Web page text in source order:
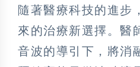
隨著醫療科技的進步
來的治療新選擇。醫
音波的導引下，將消